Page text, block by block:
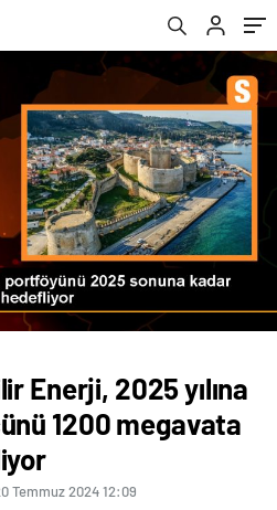
Enerji, 2025 yılına
1200 megavata
Temmuz 2024 12:09